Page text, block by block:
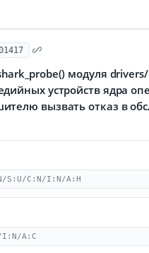
модуля
устройств ядра
вызвать отказ в
S:U/C:N/I:N/A:H
I:N/A:C